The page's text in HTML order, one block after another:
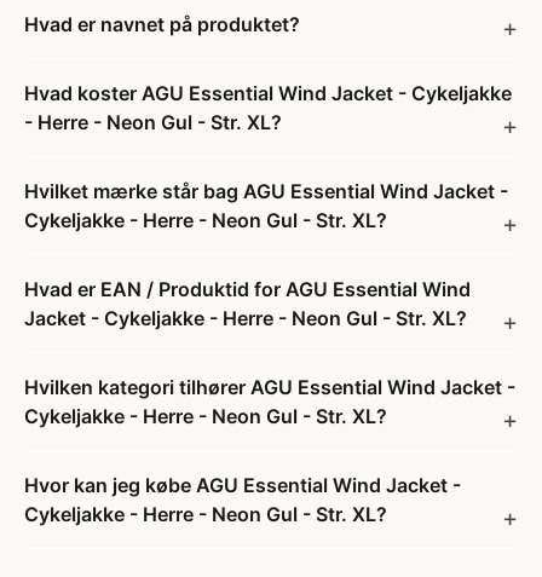
Hvad er navnet på produktet?
Hvad koster AGU Essential Wind Jacket - Cykeljakke
- Herre - Neon Gul - Str. XL?
Hvilket mærke står bag AGU Essential Wind Jacket -
Cykeljakke - Herre - Neon Gul - Str. XL?
Hvad er EAN / Produktid for AGU Essential Wind
Jacket - Cykeljakke - Herre - Neon Gul - Str. XL?
Hvilken kategori tilhører AGU Essential Wind Jacket -
Cykeljakke - Herre - Neon Gul - Str. XL?
Hvor kan jeg købe AGU Essential Wind Jacket -
Cykeljakke - Herre - Neon Gul - Str. XL?